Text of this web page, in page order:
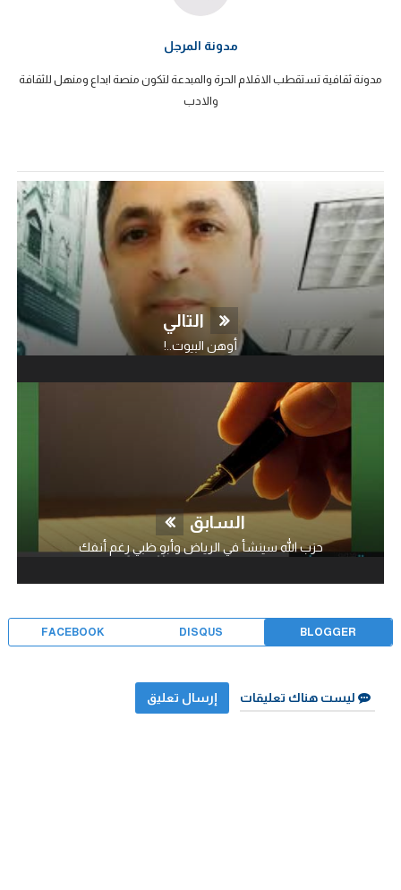
مدونة المرجل
مدونة ثقافية تستقطب الاقلام الحرة والمبدعة لتكون منصة ابداع ومنهل للثقافة
والادب
التالي
أوهن البيوت..!
السابق
حزب الله سينشأ في الرياض وأبو ظبي رغم أنفك
BLOGGER
DISQUS
FACEBOOK
ليست هناك تعليقات إرسال تعليق